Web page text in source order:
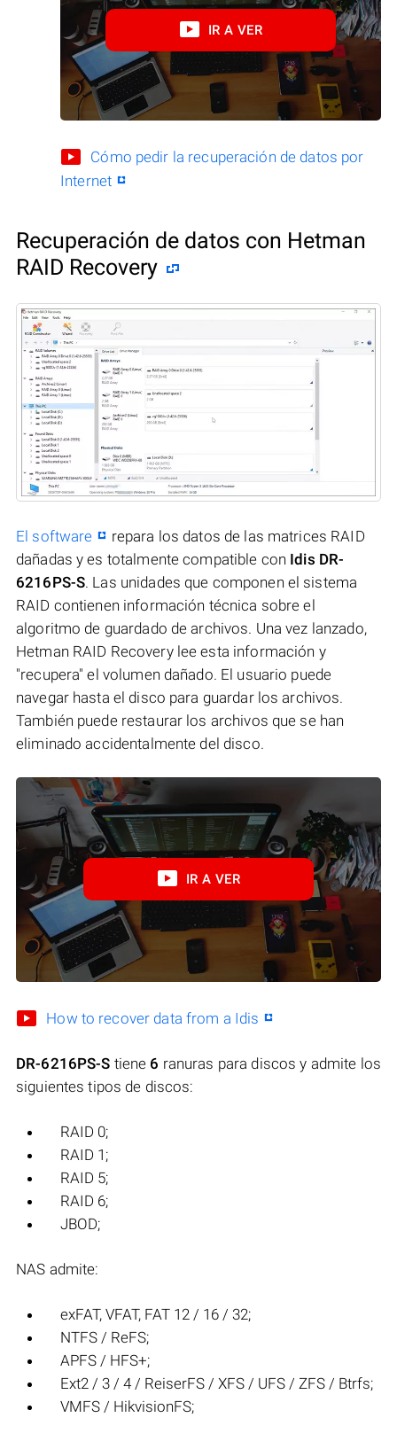
IR A VER
Cómo pedir la recuperación de datos por
Internet
Recuperación de datos con Hetman
RAID Recovery
El software
repara los datos de las matrices RAID
dañadas y es totalmente compatible con Idis DR-
6216PS-S. Las unidades que componen el sistema
RAID contienen información técnica sobre el
algoritmo de guardado de archivos. Una vez lanzado,
Hetman RAID Recovery lee esta información y
"recupera" el volumen dañado. El usuario puede
navegar hasta el disco para guardar los archivos.
También puede restaurar los archivos que se han
eliminado accidentalmente del disco.
IR A VER
How to recover data from a Idis
DR-6216PS-S tiene 6 ranuras para discos y admite los
siguientes tipos de discos:
RAID 0;
RAID 1;
RAID 5;
RAID 6;
JBOD;
NAS admite:
exFAT, VFAT, FAT 12 / 16 / 32;
NTFS / ReFS;
APFS / HFS+;
Ext2 / 3 / 4 / ReiserFS / XFS / UFS / ZFS / Btrfs;
VMFS / HikvisionFS;